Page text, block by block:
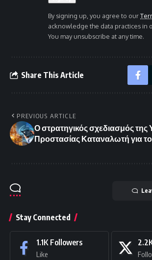
By signing up, you agree to our
acknowledge the data practices in
You may unsubscribe at any time.
Share This Article
PREVIOUS ARTICLE
Ο στρατηγικός σχεδιασμός της
Προστασίας Καταναλωτή για
Stay Connected
1.1K Followers
Like